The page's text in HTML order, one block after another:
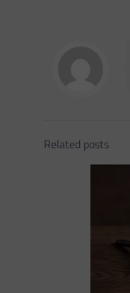
Related posts